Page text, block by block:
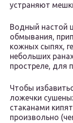
устраняют
Водный настой
обмывания,
кожных сыпях,
небольших
простреле, для
Чтобы
ложечки
стаканами
произвольно